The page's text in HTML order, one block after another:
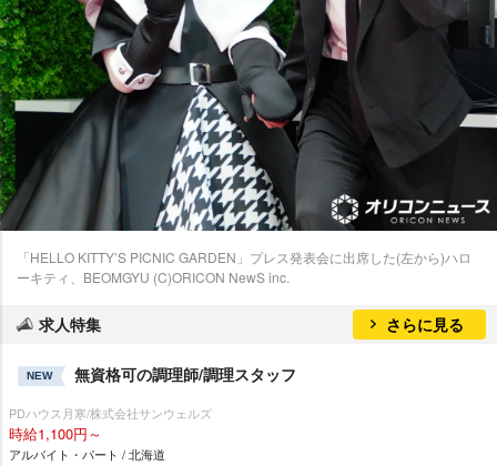
「HELLO KITTY’S PICNIC GARDEN」プレス発表会に出席した(左から)ハロ
ーキティ、BEOMGYU (C)ORICON NewS inc.
求人特集 さらに見る
NEW 無資格可の調理師/調理スタッフ
PDハウス月寒/株式会社サンウェルズ
時給1,100円～
アルバイト・パート / 北海道